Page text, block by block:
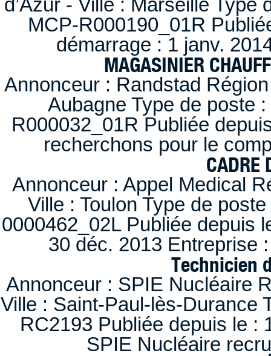
d’Azur - Ville : Marseille
MCP-R000190_01R
démarrage : 1 janv.
MAGASINIER
Annonceur : Randstad
Aubagne Type de poste
R000032_01R Publiée
recherchons pour le
CADRE
Annonceur : Appel Medical
Ville : Toulon Type de
0000462_02L Publiée depuis
30 déc. 2013
Technicien
Annonceur : SPIE Nucléaire
Ville : Saint-Paul-lès-Durance
RC2193 Publiée depuis le :
SPIE Nucléaire